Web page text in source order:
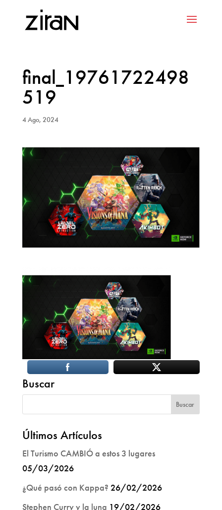
final_19761722498
519
4 Ago, 2024
Buscar
Últimos Artículos
El Turismo CAMBIÓ a estos 3 lugares
05/03/2026
¿Qué pasó con Kappa? 26/02/2026
Stephen Curry y la luna 19/02/2026